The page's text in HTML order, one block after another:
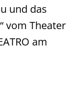
und das
vom Theater
am